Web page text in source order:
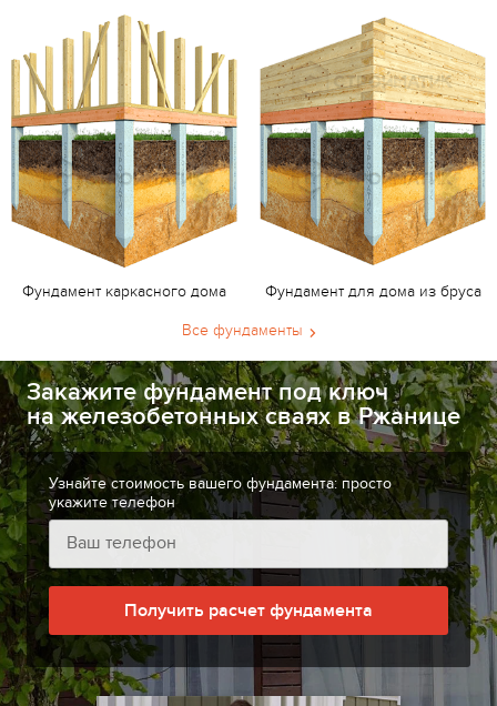
Фундамент каркасного дома Фундамент для дома из бруса
Все фундаменты
Закажите фундамент под ключ
на железобетонных сваях в Ржанице
Узнайте стоимость вашего фундамента: просто
укажите телефон
Получить расчет фундамента